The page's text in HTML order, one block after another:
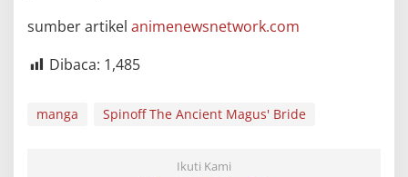
sumber artikel animenewsnetwork.com
Dibaca: 1,485
manga Spinoff The Ancient Magus' Bride
Ikuti Kami